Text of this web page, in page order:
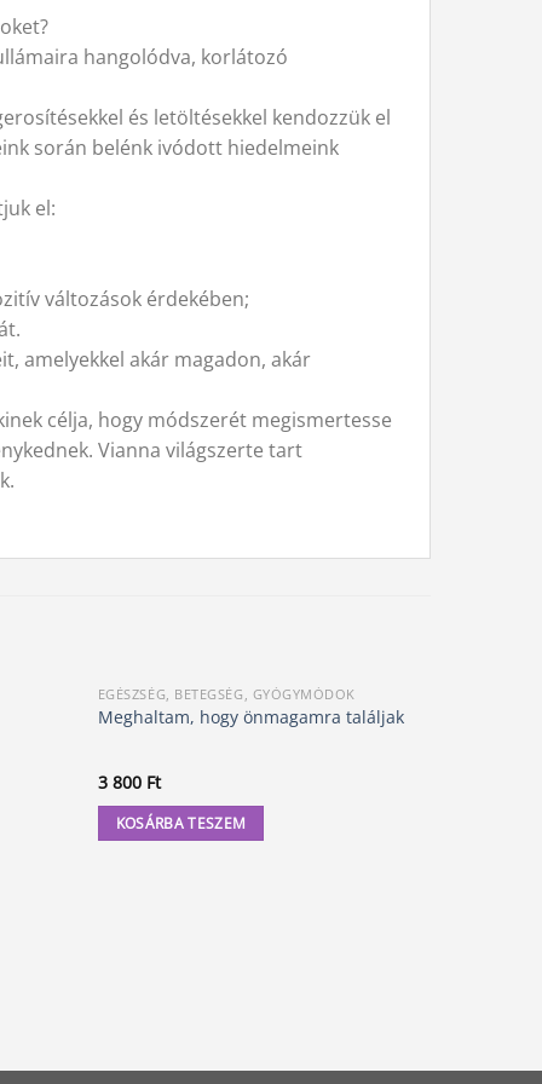
hangolódva, korlátozó
és letöltésekkel kendozzük el
során belénk ivódott hiedelmeink
el:
változások érdekében;
amelyekkel akár magadon, akár
célja, hogy módszerét megismertesse
Vianna világszerte tart
EGÉSZSÉG, BETEGSÉG, GYÓGYMÓDOK
Meghaltam, hogy önmagamra találjak
3 800 Ft
KOSÁRBA TESZEM